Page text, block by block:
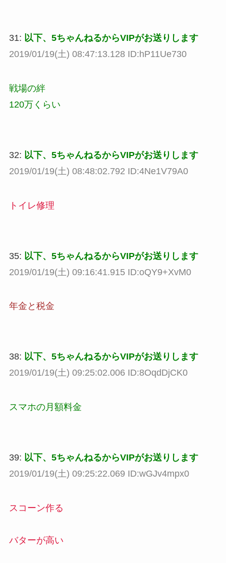
31: 以下、5ちゃんねるからVIPがお送りします
2019/01/19(土) 08:47:13.128 ID:hP11Ue730
戦場の絆
120万くらい
32: 以下、5ちゃんねるからVIPがお送りします
2019/01/19(土) 08:48:02.792 ID:4Ne1V79A0
トイレ修理
35: 以下、5ちゃんねるからVIPがお送りします
2019/01/19(土) 09:16:41.915 ID:oQY9+XvM0
年金と税金
38: 以下、5ちゃんねるからVIPがお送りします
2019/01/19(土) 09:25:02.006 ID:8OqdDjCK0
スマホの月額料金
39: 以下、5ちゃんねるからVIPがお送りします
2019/01/19(土) 09:25:22.069 ID:wGJv4mpx0
スコーン作る
バターが高い